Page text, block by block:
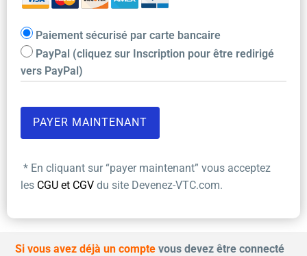
Paiement sécurisé par carte bancaire
PayPal (cliquez sur Inscription pour être redirigé
vers PayPal)
* En cliquant sur “payer maintenant” vous acceptez
les CGU et CGV du site Devenez-VTC.com.
Si vous avez déjà un compte vous devez être connecté